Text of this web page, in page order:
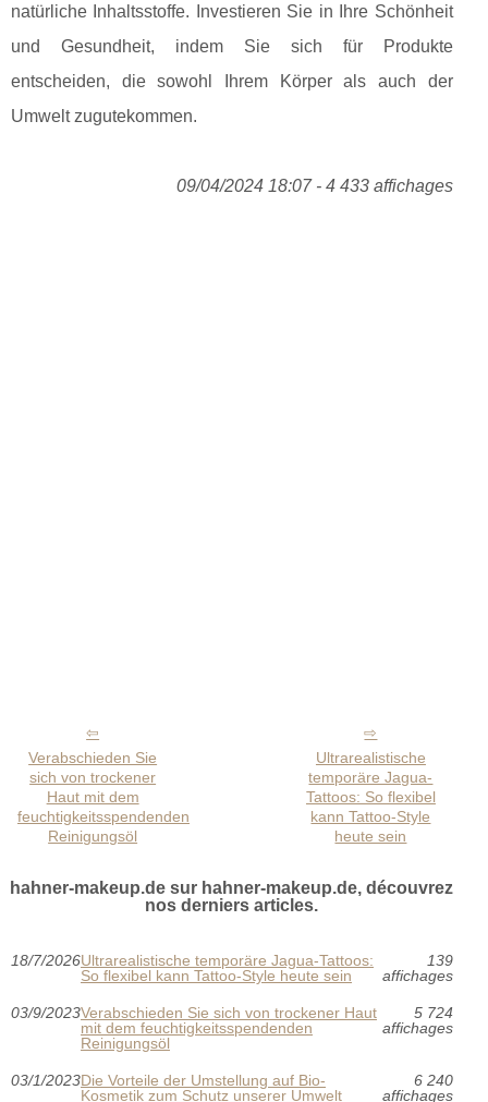
natürliche Inhaltsstoffe. Investieren Sie in Ihre Schönheit
und Gesundheit, indem Sie sich für Produkte
entscheiden, die sowohl Ihrem Körper als auch der
Umwelt zugutekommen.
09/04/2024 18:07 - 4 433 affichages
Verabschieden Sie
sich von trockener
Haut mit dem
feuchtigkeitsspendenden
Reinigungsöl
Ultrarealistische
temporäre Jagua-
Tattoos: So flexibel
kann Tattoo-Style
heute sein
hahner-makeup.de sur hahner-makeup.de, découvrez
nos derniers articles.
18/7/2026Ultrarealistische temporäre Jagua-Tattoos:
So flexibel kann Tattoo-Style heute sein
139
affichages
03/9/2023Verabschieden Sie sich von trockener Haut
mit dem feuchtigkeitsspendenden
Reinigungsöl
5 724
affichages
03/1/2023Die Vorteile der Umstellung auf Bio-
Kosmetik zum Schutz unserer Umwelt
6 240
affichages